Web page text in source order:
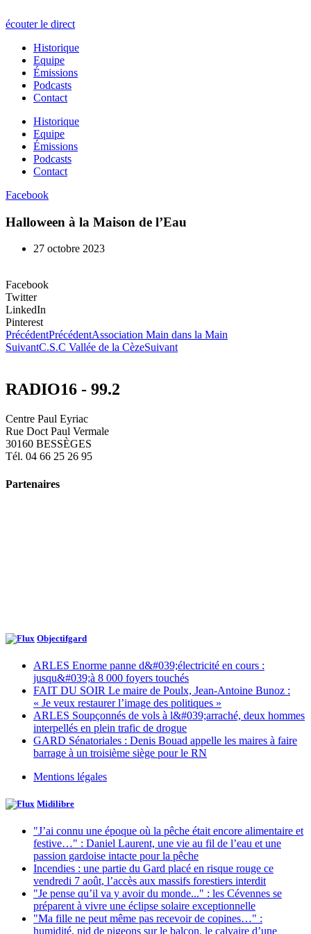
écouter le direct
Historique
Equipe
Émissions
Podcasts
Contact
Historique
Equipe
Émissions
Podcasts
Contact
Facebook
Halloween à la Maison de l’Eau
27 octobre 2023
Facebook
Twitter
LinkedIn
Pinterest
PrécédentPrécédentAssociation Main dans la Main
SuivantC.S.C Vallée de la CèzeSuivant
RADIO16 - 99.2
Centre Paul Eyriac
Rue Doct Paul Vermale
30160 BESSÈGES
Tél. 04 66 25 26 95
Partenaires
Objectifgard
ARLES Enorme panne d&#039;électricité en cours :
jusqu&#039;à 8 000 foyers touchés
FAIT DU SOIR Le maire de Poulx, Jean-Antoine Bunoz :
« Je veux restaurer l’image des politiques »
ARLES Soupçonnés de vols à l&#039;arraché, deux hommes
interpellés en plein trafic de drogue
GARD Sénatoriales : Denis Bouad appelle les maires à faire
barrage à un troisième siège pour le RN
Mentions légales
Midilibre
"J’ai connu une époque où la pêche était encore alimentaire et
festive…" : Daniel Laurent, une vie au fil de l’eau et une
passion gardoise intacte pour la pêche
Incendies : une partie du Gard placé en risque rouge ce
vendredi 7 août, l’accès aux massifs forestiers interdit
"Je pense qu’il va y avoir du monde..." : les Cévennes se
préparent à vivre une éclipse solaire exceptionnelle
"Ma fille ne peut même pas recevoir de copines…" :
humidité, nid de pigeons sur le balcon, le calvaire d’une